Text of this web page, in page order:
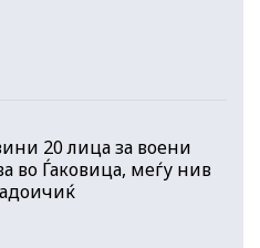
20 лица за воени
во Ѓаковица, меѓу нив